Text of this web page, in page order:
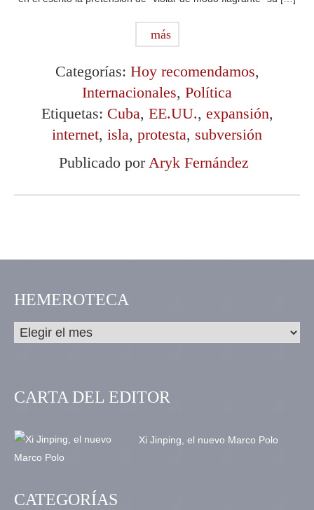
más
Categorías: Hoy recomendamos,
Internacionales, Política
Etiquetas: Cuba, EE.UU., expansión,
internet, isla, protesta, subversión
Publicado porAryk Fernández
HEMEROTECA
CARTA DEL EDITOR
Xi Jinping, el nuevo Marco Polo
CATEGORÍAS